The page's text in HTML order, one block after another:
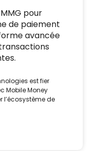
pour
de paiement
avancée
est fier
Mobile Money
l’écosystème de